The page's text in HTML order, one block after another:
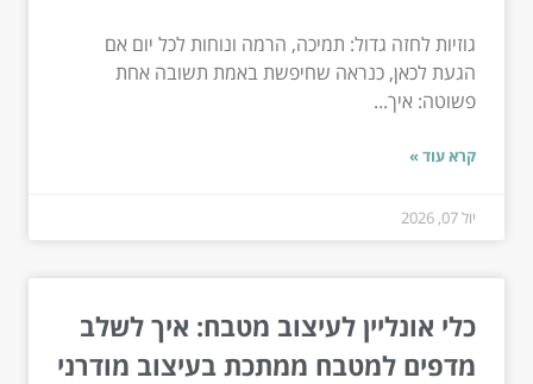
גוזיות לחזה גדול: תמיכה, הרמה ונוחות לכל יום אם
הגעת לכאן, כנראה שחיפשת באמת תשובה אחת
פשוטה: איך...
קרא עוד »
יול 07, 2026
כלי אונליין לעיצוב מטבח: איך לשלב
מדפים למטבח ממתכת בעיצוב מודרני